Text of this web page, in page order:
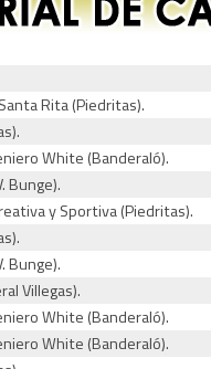
Rita (Piedritas).
White (Banderaló).
Bunge).
y Sportiva (Piedritas).
Bunge).
Villegas).
White (Banderaló).
White (Banderaló).